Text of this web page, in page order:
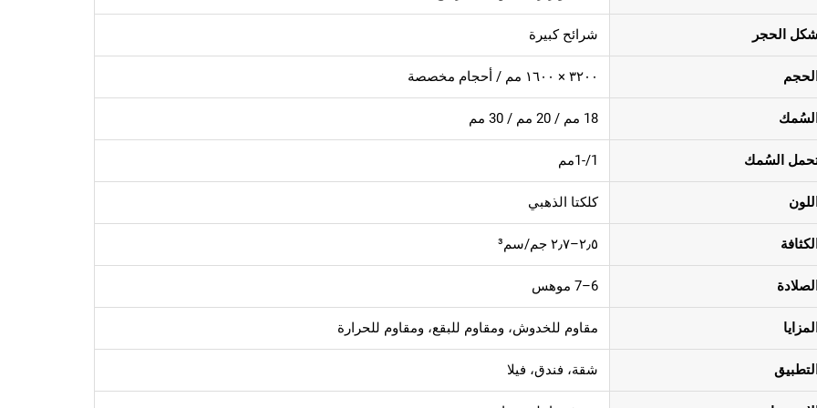
شكل الحجر شرائح كبيرة
الحجم ٣٢٠٠ × ١٦٠٠ مم / أحجام مخصصة
السُمك 18 مم / 20 مم / 30 مم
السُمك 1/-1مم
اللون كلكتا الذهبي
الكثافة ٢٫٥–٢٫٧ جم/سم³
الصلادة 6–7 موهس
المزايا مقاوم للخدوش، ومقاوم للبقع، ومقاوم للحرارة
التطبيق شقة، فندق، فيلا